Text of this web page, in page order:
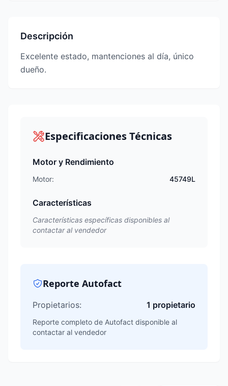
Descripción
Excelente estado, mantenciones al día, único
dueño.
Especificaciones Técnicas
Motor y Rendimiento
Motor: 45749L
Características
Características específicas disponibles al
contactar al vendedor
Reporte Autofact
Propietarios: 1 propietario
Reporte completo de Autofact disponible al
contactar al vendedor